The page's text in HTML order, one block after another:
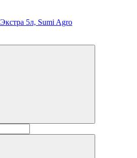
5л, Sumi Agro